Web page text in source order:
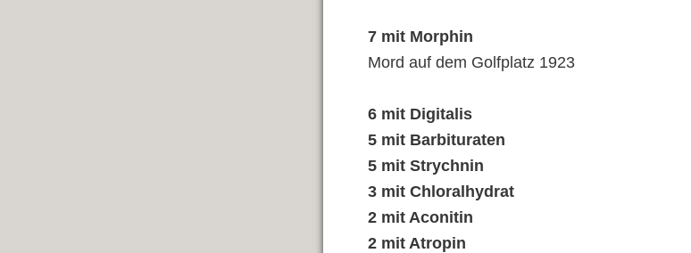
7 mit Morphin
Mord auf dem Golfplatz 1923
6 mit Digitalis
5 mit Barbituraten
5 mit Strychnin
3 mit Chloralhydrat
2 mit Aconitin
2 mit Atropin